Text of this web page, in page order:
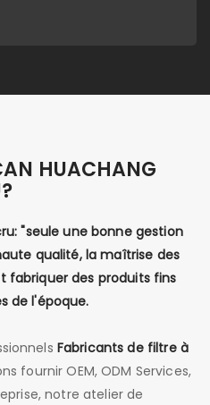
HUACHANG
"seule une bonne gestion
qualité, la maîtrise des
fabriquer des produits fins
de l'époque.
Fabricants de filtre à
fournir OEM, ODM Services,
notre atelier de